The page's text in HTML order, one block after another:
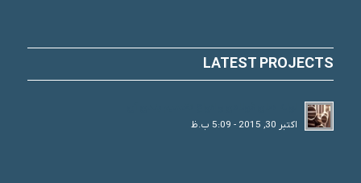
LATEST PROJECTS
اکتبر 30, 2015 - 5:09 ب.ظ